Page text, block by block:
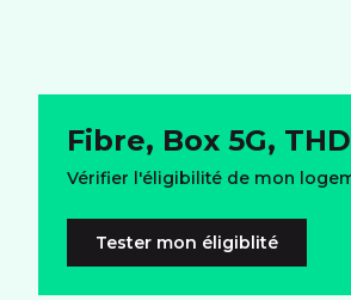
Fibre, Box 5G,
Vérifier l'éligibilité de mon
Tester mon éligiblité